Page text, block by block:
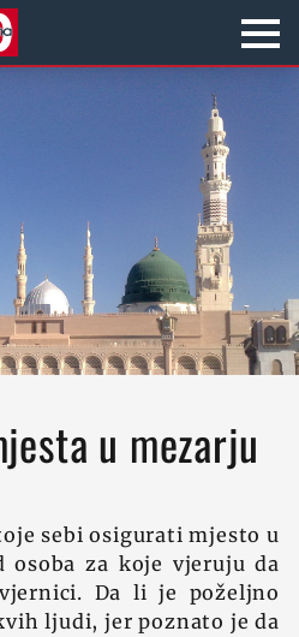
u mezarju
sebi osigurati mjesto u
osoba za koje vjeruju da
Da li je poželjno
ljudi, jer poznato je da